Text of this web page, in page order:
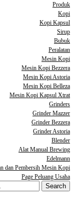
Produk
Kopi
Kopi Kapsul
Sirup
Bubuk
Peralatan
Mesin Kopi
Mesin Kopi Bezzera
Mesin Kopi Astoria
Mesin Kopi Belleza
Mesin Kopi Kapsul Xtrat
Grinders
Grinder Mazzer
Grinder Bezzera
Grinder Astoria
Blender
Alat Manual Brewing
Edelmann
dan Pembersih Mesin Kopi
Page Peluang Usaha